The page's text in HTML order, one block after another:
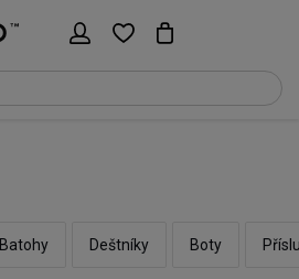
Batohy Deštníky Boty